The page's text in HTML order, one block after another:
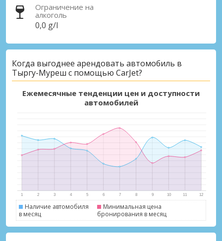
Лучшие сбережения
Ограничение на
алкоголь
0,0 g/l
Когда выгоднее арендовать автомобиль в
Тыргу-Муреш с помощью CarJet?
Ежемесячные тенденции цен и доступности
автомобилей
Наличие автомобиля
в месяц
Минимальная цена
бронирования в месяц